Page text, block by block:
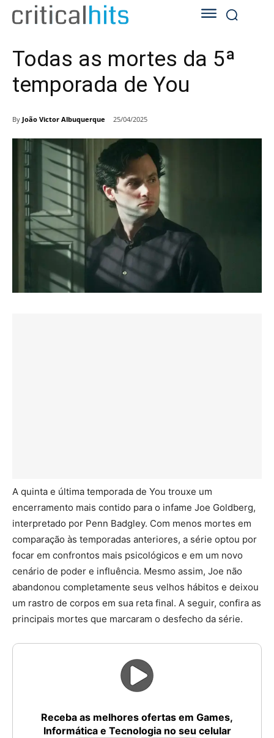
Todas as mortes da 5ª
temporada de You
By João Victor Albuquerque 25/04/2025
A quinta e última temporada de You trouxe um
encerramento mais contido para o infame Joe Goldberg,
interpretado por Penn Badgley. Com menos mortes em
comparação às temporadas anteriores, a série optou por
focar em confrontos mais psicológicos e em um novo
cenário de poder e influência. Mesmo assim, Joe não
abandonou completamente seus velhos hábitos e deixou
um rastro de corpos em sua reta final. A seguir, confira as
principais mortes que marcaram o desfecho da série.
Receba as melhores ofertas em Games,
Informática e Tecnologia no seu celular